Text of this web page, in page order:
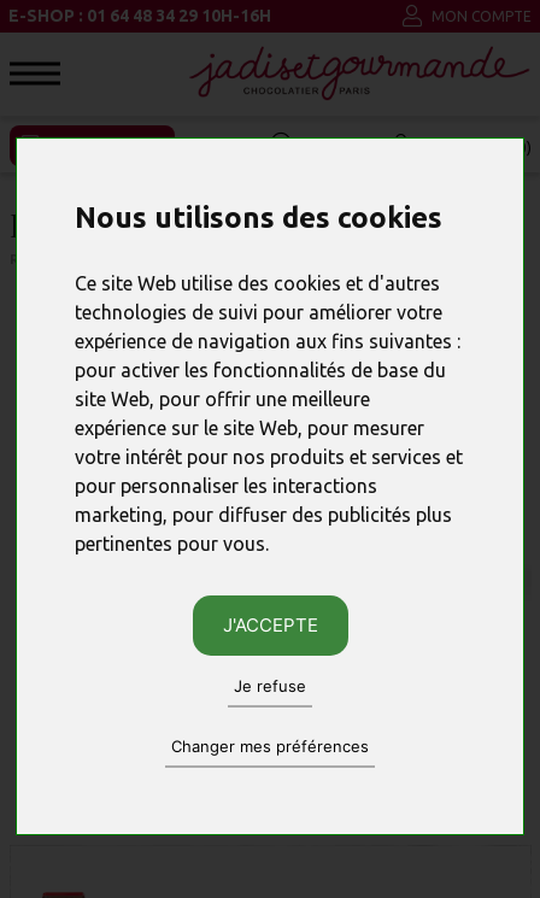
Nous utilisons des cookies
Ce site Web utilise des cookies et d'autres
technologies de suivi pour améliorer votre
expérience de navigation aux fins suivantes :
pour activer les fonctionnalités de base du
site Web, pour offrir une meilleure
expérience sur le site Web, pour mesurer
votre intérêt pour nos produits et services et
pour personnaliser les interactions
marketing, pour diffuser des publicités plus
pertinentes pour vous.
J'ACCEPTE
Je refuse
Changer mes préférences
E-SHOP : 01 64 48 34 29 10H-16H MON COMPTE
MON PANIER (0)
PÂTES DE FRUITS BOITE FER T1